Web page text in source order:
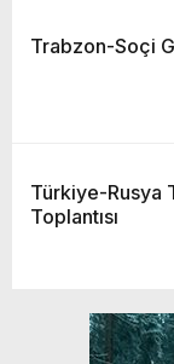
Trabzon-Soçi
Türkiye-Rusya
Toplantısı